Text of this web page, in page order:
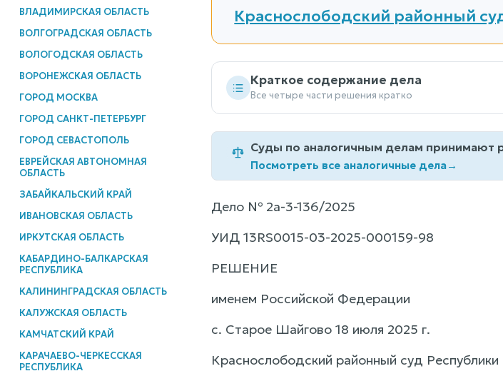
ВЛАДИМИРСКАЯ ОБЛАСТЬ
ВОЛГОГРАДСКАЯ ОБЛАСТЬ
ВОЛОГОДСКАЯ ОБЛАСТЬ
ВОРОНЕЖСКАЯ ОБЛАСТЬ
ГОРОД МОСКВА
ГОРОД САНКТ-ПЕТЕРБУРГ
ГОРОД СЕВАСТОПОЛЬ
ЕВРЕЙСКАЯ АВТОНОМНАЯ
ОБЛАСТЬ
ЗАБАЙКАЛЬСКИЙ КРАЙ
ИВАНОВСКАЯ ОБЛАСТЬ
ИРКУТСКАЯ ОБЛАСТЬ
КАБАРДИНО-БАЛКАРСКАЯ
РЕСПУБЛИКА
КАЛИНИНГРАДСКАЯ ОБЛАСТЬ
КАЛУЖСКАЯ ОБЛАСТЬ
КАМЧАТСКИЙ КРАЙ
КАРАЧАЕВО-ЧЕРКЕССКАЯ
РЕСПУБЛИКА
Краснослободский районный
Краткое содержание дела
Все четыре части решения кратко
Суды по аналогичным делам принимают
Посмотреть все аналогичные дела→
Дело № 2а-3-136/2025
УИД 13RS0015-03-2025-000159-98
РЕШЕНИЕ
именем Российской Федерации
с. Старое Шайгово 18 июля 2025 г.
Краснослободский районный суд